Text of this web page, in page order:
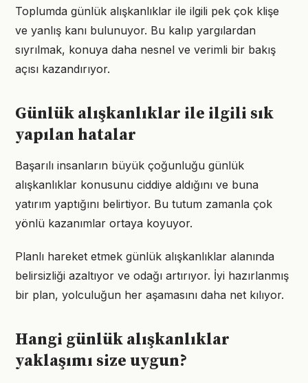
Toplumda günlük alışkanlıklar ile ilgili pek çok klişe
ve yanlış kanı bulunuyor. Bu kalıp yargılardan
sıyrılmak, konuya daha nesnel ve verimli bir bakış
açısı kazandırıyor.
Günlük alışkanlıklar ile ilgili sık
yapılan hatalar
Başarılı insanların büyük çoğunluğu günlük
alışkanlıklar konusunu ciddiye aldığını ve buna
yatırım yaptığını belirtiyor. Bu tutum zamanla çok
yönlü kazanımlar ortaya koyuyor.
Planlı hareket etmek günlük alışkanlıklar alanında
belirsizliği azaltıyor ve odağı artırıyor. İyi hazırlanmış
bir plan, yolculuğun her aşamasını daha net kılıyor.
Hangi günlük alışkanlıklar
yaklaşımı size uygun?